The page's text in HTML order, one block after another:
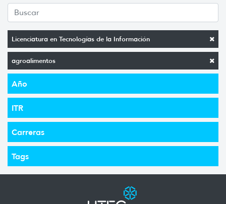
Licenciatura en Tecnologías de la Información
agroalimentos
Año
ITR
Carreras
Tags